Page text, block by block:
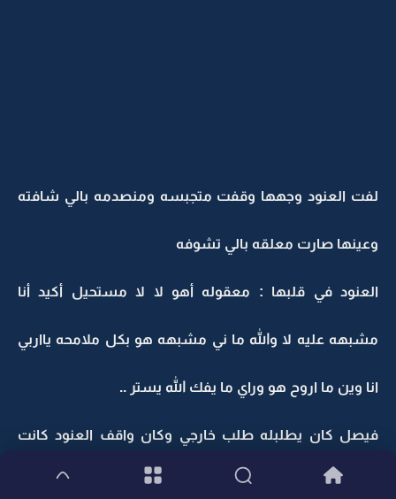
لفت العنود وجهها وقفت متجبسه ومنصدمه بالي شافته
وعينها صارت معلقه بالي تشوفه
العنود في قلبها : معقوله أهو لا لا مستحيل أكيد أنا
مشبهه عليه لا والله ما ني مشبهه هو بكل ملامحه يااربي
انا وين ما اروح هو وراي ما يفك الله يستر ..
فيصل كان يطلبله طلب خارجي وكان واقف العنود كانت
تراقبه بنظراات تحاول تخفيها بس مو قادره قامت تتأمل